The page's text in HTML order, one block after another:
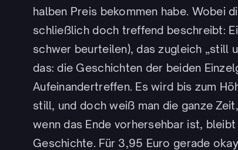
halben Preis bekommen habe. Wobei
schließlich doch treffend beschreibt:
schwer beurteilen), das zugleich „still
das: die Geschichten der beiden
Aufeinandertreffen. Es wird bis zum
still, und doch weiß man die ganze
wenn das Ende vorhersehbar ist,
Geschichte. Für 3,95 Euro gerade